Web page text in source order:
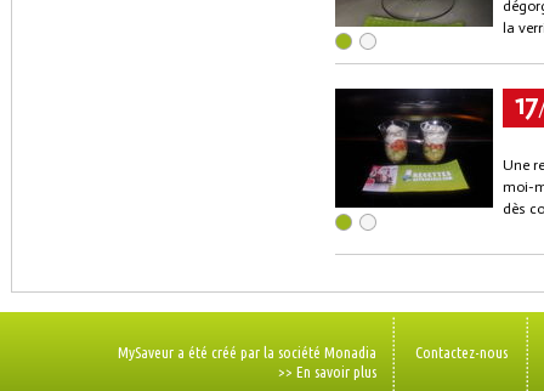
la
17
Une
moi-
dès
MySaveur a été créé par la société Monadia
>> En savoir plus
Contactez-nous